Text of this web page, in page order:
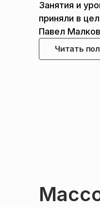
Занятия и
приняли в
Павел
Читать